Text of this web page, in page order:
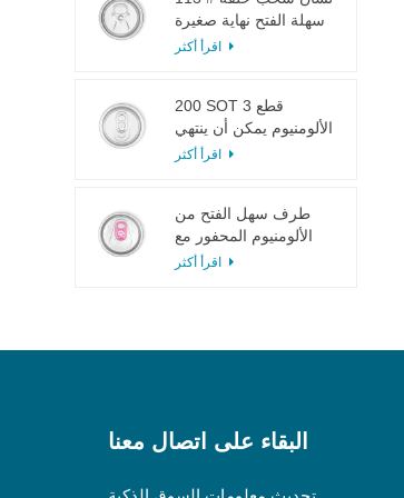
سهلة الفتح نهاية صغيرة
لعصير الفاكهة
200 SOT 3 قطع
الألومنيوم يمكن أن ينتهي
لتعليب الطعام والشراب
طرف سهل الفتح من
الألومنيوم المحفور مع
لسان وردي
البقاء على اتصال معنا